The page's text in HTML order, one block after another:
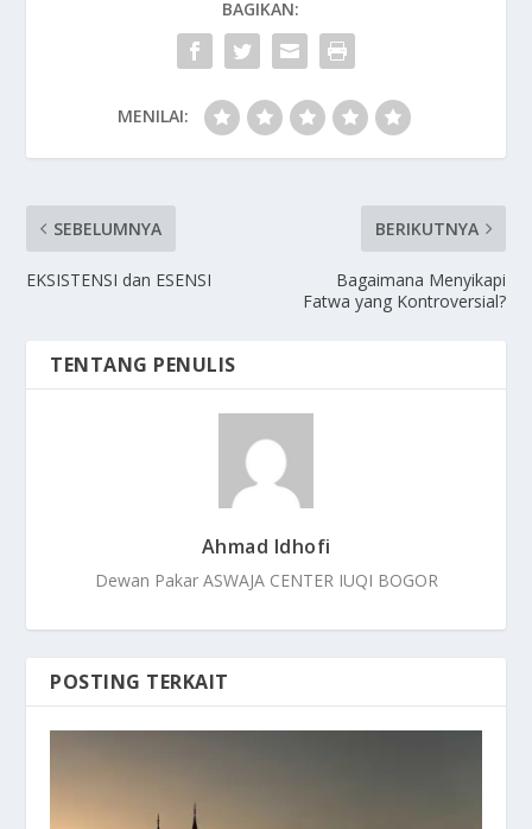
BAGIKAN:
MENILAI:
SEBELUMNYA
EKSISTENSI dan ESENSI
BERIKUTNYA
Bagaimana Menyikapi
Fatwa yang Kontroversial?
TENTANG PENULIS
Ahmad Idhofi
Dewan Pakar ASWAJA CENTER IUQI BOGOR
POSTING TERKAIT